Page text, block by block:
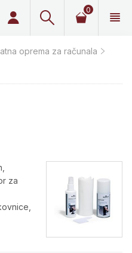
0
oprema za računala
za